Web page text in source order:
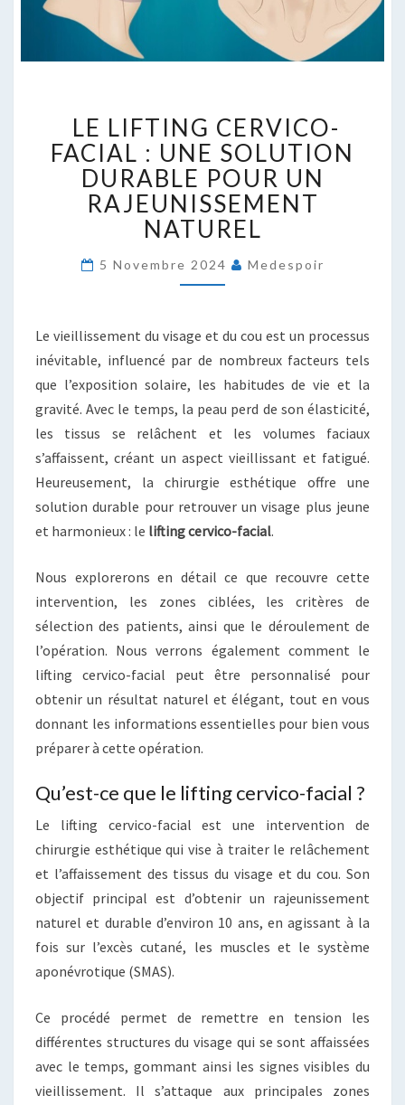
LIFTING
CERVICO-
FACIAL
UNE
SOLUTION
POUR
UN
LE LIFTING CERVICO-
FACIAL : UNE SOLUTION
DURABLE POUR UN
RAJEUNISSEMENT
NATUREL
5 Novembre 2024 Medespoir
Le vieillissement du visage et du cou est un processus
inévitable, influencé par de nombreux facteurs tels
que l’exposition solaire, les habitudes de vie et la
gravité. Avec le temps, la peau perd de son élasticité,
les tissus se relâchent et les volumes faciaux
s’affaissent, créant un aspect vieillissant et fatigué.
Heureusement, la chirurgie esthétique offre une
solution durable pour retrouver un visage plus jeune
et harmonieux : le lifting cervico-facial.
Nous explorerons en détail ce que recouvre cette
intervention, les zones ciblées, les critères de
sélection des patients, ainsi que le déroulement de
l’opération. Nous verrons également comment le
lifting cervico-facial peut être personnalisé pour
obtenir un résultat naturel et élégant, tout en vous
donnant les informations essentielles pour bien vous
préparer à cette opération.
Qu’est-ce que le lifting cervico-facial ?
Le lifting cervico-facial est une intervention de
chirurgie esthétique qui vise à traiter le relâchement
et l’affaissement des tissus du visage et du cou. Son
objectif principal est d’obtenir un rajeunissement
naturel et durable d’environ 10 ans, en agissant à la
fois sur l’excès cutané, les muscles et le système
aponévrotique (SMAS).
Ce procédé permet de remettre en tension les
différentes structures du visage qui se sont affaissées
avec le temps, gommant ainsi les signes visibles du
vieillissement. Il s’attaque aux principales zones